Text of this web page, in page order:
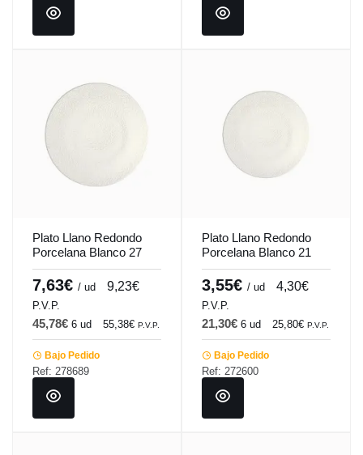
Plato Llano Redondo
Porcelana Blanco 27
Cm Ilussion Porland
7,63€ / ud 9,23€
P.V.P.
45,78€ 6 ud 55,38€ P.V.P.
Bajo Pedido
Ref: 278689
Plato Llano Redondo
Porcelana Blanco 21
Cm Ilussion Porland
3,55€ / ud 4,30€
P.V.P.
21,30€ 6 ud 25,80€ P.V.P.
Bajo Pedido
Ref: 272600